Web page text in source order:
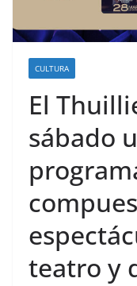
CULTURA
El
sábado
teatro y